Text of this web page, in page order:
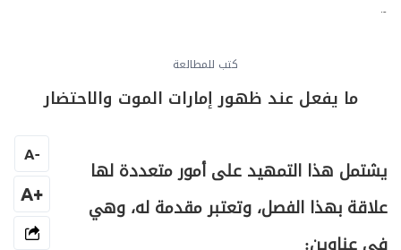
كتب للمطالعة
ما يفعل عند ظهور إمارات الموت والاحتضار
يشتمل هذا التمهيد على أمور متعددة لها
علاقة بهذا الفصل، وتعتبر مقدمة له، وهي
-
A
+A
ص
المبحث الخامس ـ في الدفن
ص
215 الفصل الخامس: في التيمم
ص
217 المبحث الأول ـ في مسوغات التيمم